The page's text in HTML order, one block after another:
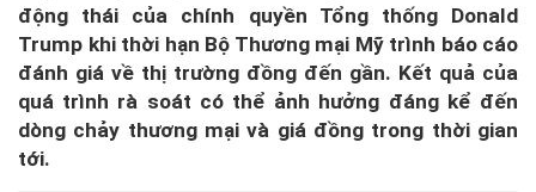
động thái của chính quyền Tổng thống Donald
Trump khi thời hạn Bộ Thương mại Mỹ trình báo cáo
đánh giá về thị trường đồng đến gần. Kết quả của
quá trình rà soát có thể ảnh hưởng đáng kể đến
dòng chảy thương mại và giá đồng trong thời gian
tới.